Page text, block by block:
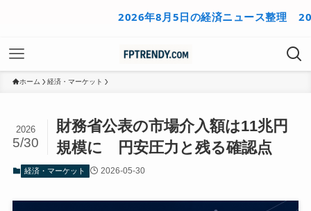
2026年8月5日の経済ニュース整理 2026年8
ホーム 経済・マーケット
財務省公表の市場介入額は11兆円
規模に 円安圧力と残る確認点
2026
5/30
経済・マーケット 2026-05-30